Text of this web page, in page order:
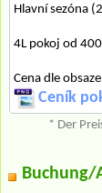
Hlavní sezóna
4L pokoj od
Cena dle
Ceník
* Der
Buchung/